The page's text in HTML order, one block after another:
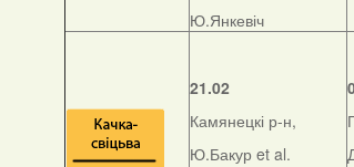
Ю.Янкевіч
21.02
Камянецкі р-н,
Ю.Бакур et al.